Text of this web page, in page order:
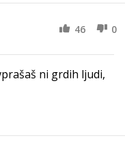
46 0
ni grdih ljudi,